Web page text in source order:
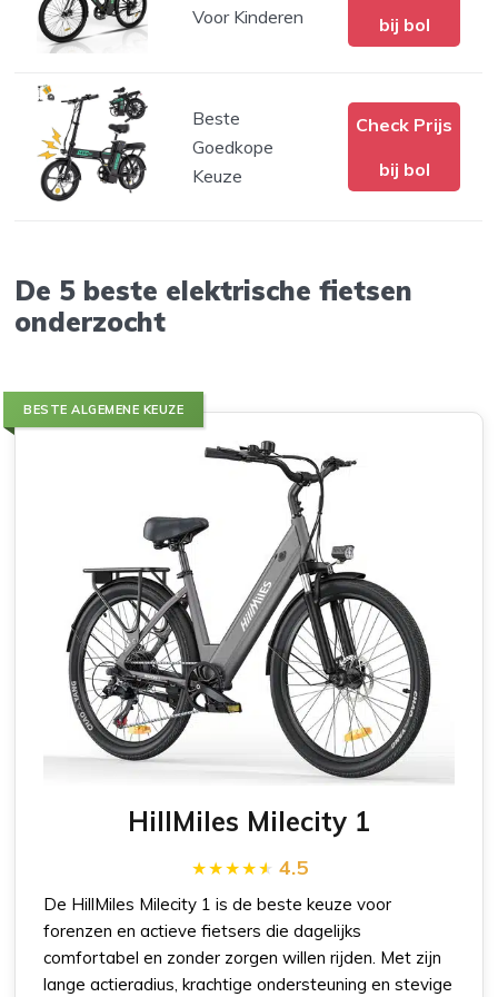
Voor Kinderen
bij bol
Beste
Goedkope
Keuze
Check Prijs
bij bol
De 5 beste elektrische fietsen
onderzocht
BESTE ALGEMENE KEUZE
HillMiles Milecity 1
4.5
De HillMiles Milecity 1 is de beste keuze voor
forenzen en actieve fietsers die dagelijks
comfortabel en zonder zorgen willen rijden. Met zijn
lange actieradius, krachtige ondersteuning en stevige